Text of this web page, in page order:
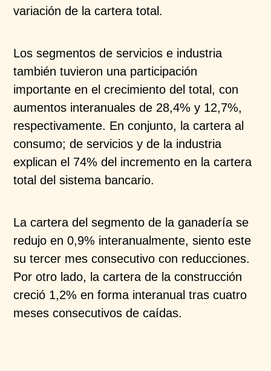
variación de lacartera total.
Los segmentos de servicios e industria
también tuvieron una participación
importante en el crecimiento del total,con
aumentos interanuales de 28,4% y 12,7%,
respectivamente. En conjunto, la cartera al
consumo; deservicios y de la industria
explican el 74% del incremento en la cartera
total del sistema bancario.
La cartera del segmento de la ganadería se
redujo en0,9% interanualmente, siento este
su tercer mesconsecutivo con reducciones.
Por otro lado, la carterade la construcción
creció 1,2% en forma interanual trascuatro
meses consecutivos de caídas.